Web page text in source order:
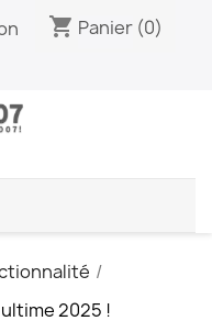
shopping_cart Panier (0)
2025 !